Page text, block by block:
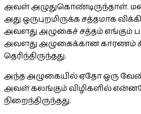
அவள் அழுதுகொண்டிருந்தாள்.
அது ஒருபுறமிருக்க சத்தமாக
அவளது அழுகைச் சத்தம் எங்கும்
அவளது அழுகைக்கான காரணம்
தெரிந்திருந்தது.
அந்த அழுகையில் ஏதோ ஒரு
அவள் கலங்கும் விழிகளில்
நிறைந்திருந்தது.